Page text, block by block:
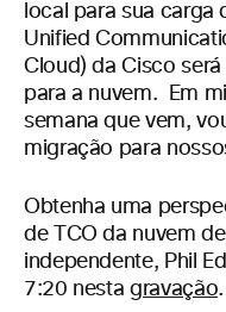
local para sua carga
Unified
Cloud) da Cisco
para a nuvem. Em
semana que vem,
migração para
Obtenha uma
de TCO da nuvem
independente, Phil
7:20 nestagravação.